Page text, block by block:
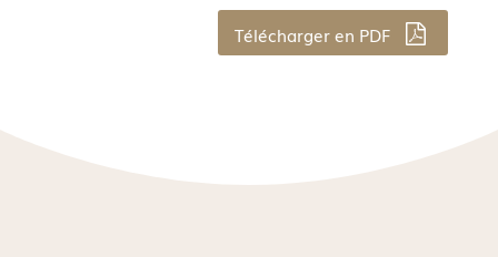
Télécharger en PDF